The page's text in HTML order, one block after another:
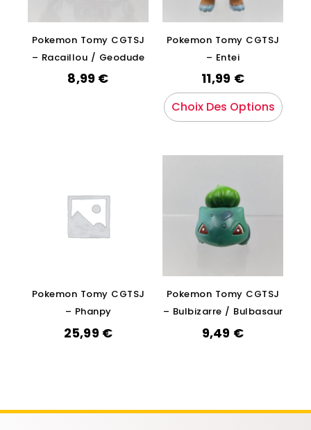
Pokemon Tomy CGTSJ
– Racaillou / Geodude
8,99 €
Pokemon Tomy CGTSJ
– Entei
11,99 €
Choix Des Options
Pokemon Tomy CGTSJ
– Phanpy
25,99 €
Pokemon Tomy CGTSJ
– Bulbizarre / Bulbasaur
9,49 €